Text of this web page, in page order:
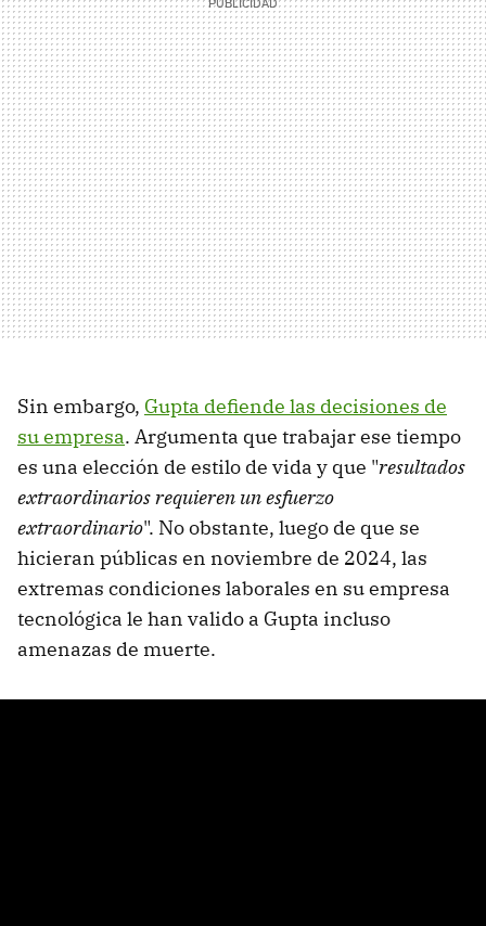
Sin embargo, Gupta defiende las decisiones de
su empresa. Argumenta que trabajar ese tiempo
es una elección de estilo de vida y que "resultados
extraordinarios requieren un esfuerzo
extraordinario". No obstante, luego de que se
hicieran públicas en noviembre de 2024, las
extremas condiciones laborales en su empresa
tecnológica le han valido a Gupta incluso
amenazas de muerte.